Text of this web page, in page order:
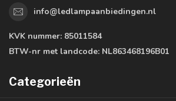
info@ledlampaanbiedingen.nl
KVK nummer: 85011584
BTW-nr met landcode: NL863468196B01
Categorieën